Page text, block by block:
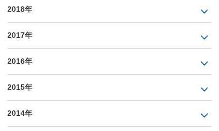
2018年
2017年
2016年
2015年
2014年